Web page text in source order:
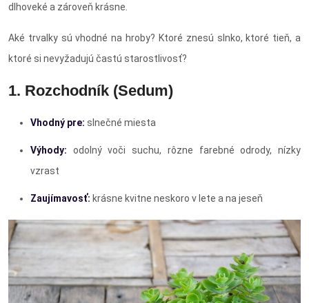
dlhoveké a zároveň krásne.
Aké trvalky sú vhodné na hroby? Ktoré znesú slnko, ktoré tieň, a
ktoré si nevyžadujú častú starostlivosť?
1. Rozchodník (Sedum)
Vhodný pre: slnečné miesta
Výhody: odolný voči suchu, rôzne farebné odrody, nízky
vzrast
Zaujímavosť: krásne kvitne neskoro v lete a na jeseň